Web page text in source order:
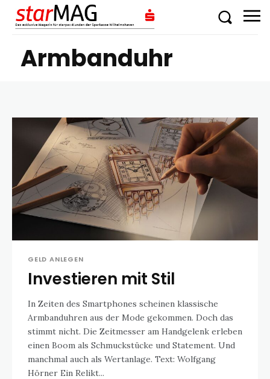
Armbanduhr
GELD ANLEGEN
Investieren mit Stil
In Zeiten des Smartphones scheinen klassische
Armbanduhren aus der Mode gekommen. Doch das
stimmt nicht. Die Zeitmesser am Handgelenk erleben
einen Boom als Schmuckstücke und Statement. Und
manchmal auch als Wertanlage. Text: Wolfgang
Hörner Ein Relikt...